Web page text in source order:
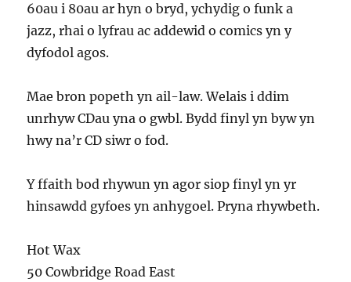
60au i 80au ar hyn o bryd, ychydig o funk a
jazz, rhai o lyfrau ac addewid o comics yn y
dyfodol agos.
Mae bron popeth yn ail-law. Welais i ddim
unrhyw CDau yna o gwbl. Bydd finyl yn byw yn
hwy na’r CD siwr o fod.
Y ffaith bod rhywun yn agor siop finyl yn yr
hinsawdd gyfoes yn anhygoel. Pryna rhywbeth.
Hot Wax
50 Cowbridge Road East